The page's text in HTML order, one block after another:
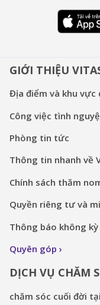
GIỚI THIỆU
Địa điểm và khu vực
Công việc tình
Phòng tin tức
Thông tin nhanh về
Chính sách thăm
Quyền riêng tư và
Thông báo không
Quyên góp
DỊCH VỤ CHĂM
chăm sóc cuối đời